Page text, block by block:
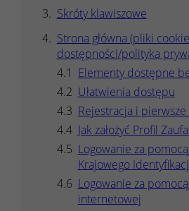
Skróty klawiszowe
Strona główna (pliki
dostępności/polityka
Elementy dostępne
Ułatwienia dostępu
Rejestracja i
Jak założyć Profil
Logowanie za pomocą
Krajowego
Logowanie za
internetowej